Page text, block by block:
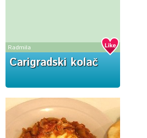
Radmila
Carigradski kolač